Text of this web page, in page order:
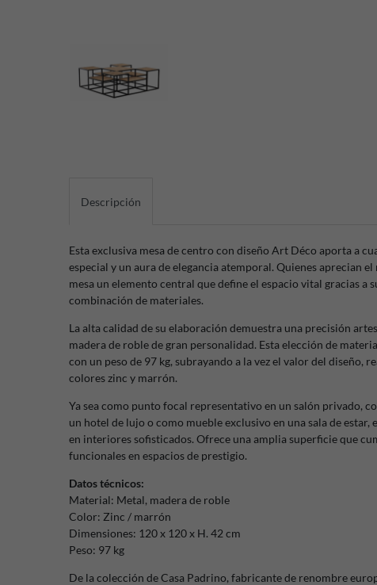
Descripción
Esta exclusiva mesa de centro con diseño Art Déco aporta a
especial y un aura de elegancia atemporal. Quienes aprecian
mesa un elemento central que define el espacio vital gracias a
combinación de materiales.
La alta calidad de su elaboración demuestra una precisión
madera de roble de gran personalidad. Esta elección de
con un peso de 97 kg, subrayando a la vez el valor del diseño,
colores zinc y marrón.
Ya sea como punto focal representativo en un salón privado,
un hotel de lujo o como mueble exclusivo en una sala de
en interiores sofisticados. Ofrece una amplia superficie que
funcionales en espacios de prestigio.
Datos técnicos:
Material: Metal, madera de roble
Color: Zinc / marrón
Dimensiones: 120 x 120 x H. 42 cm
Peso: 97 kg
De la colección de Casa Padrino, fabricante de renombre